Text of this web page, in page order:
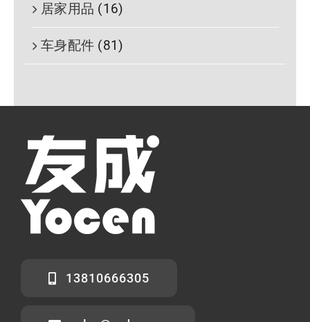
居家用品 (16)
车身配件 (81)
13810666305